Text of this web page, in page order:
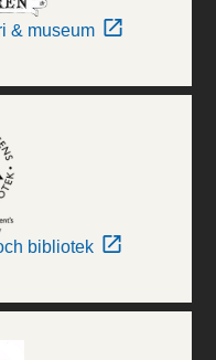
& museum
bibliotek